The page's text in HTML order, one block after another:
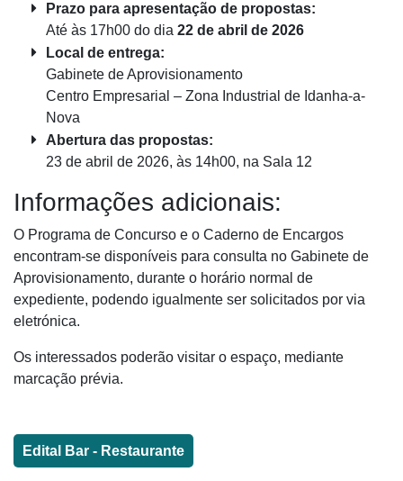
Prazo para apresentação de propostas:
Até às 17h00 do dia 22 de abril de 2026
Local de entrega:
Gabinete de Aprovisionamento
Centro Empresarial – Zona Industrial de Idanha-a-
Nova
Abertura das propostas:
23 de abril de 2026, às 14h00, na Sala 12
Informações adicionais:
O Programa de Concurso e o Caderno de Encargos
encontram-se disponíveis para consulta no Gabinete de
Aprovisionamento, durante o horário normal de
expediente, podendo igualmente ser solicitados por via
eletrónica.
Os interessados poderão visitar o espaço, mediante
marcação prévia.
Edital Bar - Restaurante